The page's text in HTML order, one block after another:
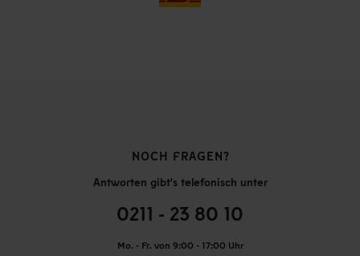
NOCH FRAGEN?
Antworten gibt's telefonisch unter
0211 - 23 80 10
Mo. - Fr. von 9:00 - 17:00 Uhr